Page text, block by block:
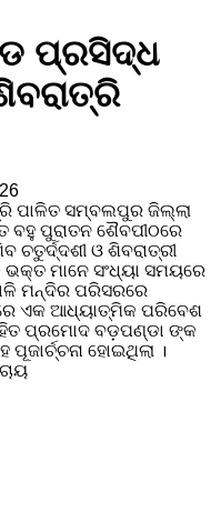
ପ୍ରସିଦ୍ଧ
ପାଳିତ ସମ୍ବଲପୁର ଜିଲ୍ଲା
ପୁରାତନ ଶୈବପୀଠରେ
ଚତୁର୍ଦ୍ଦଶୀ ଓ ଶିବରାତ୍ରୀ
ମାନେ ସଂଧ୍ୟା ସମୟରେ
ମନ୍ଦିର ପରିସରରେ
ଏକ ଆଧ୍ୟାତ୍ମିକ ପରିବେଶ
ପ୍ରମୋଦ ବଡ଼ପଣ୍ଡା ଙ୍କ
ହୋଇଥିଲା ।